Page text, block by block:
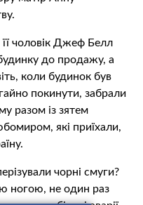
її чоловік Джеф Белл
до продажу, а
коли будинок був
покинути, забрали
разом із зятем
які приїхали,
чорні смуги?
ногою, не один раз